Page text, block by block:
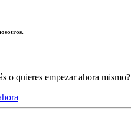
o quieres empezar ahora mismo?